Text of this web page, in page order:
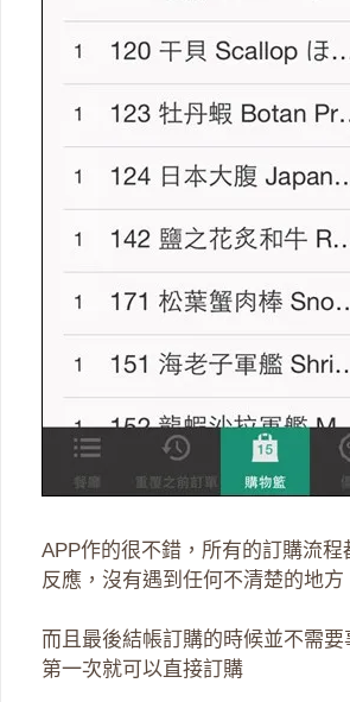
APP作的很不錯，所有的訂購流程
反應，沒有遇到任何不清楚的地方
而且最後結帳訂購的時候並不需要
第一次就可以直接訂購